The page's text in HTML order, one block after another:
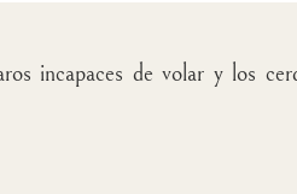
incapaces de volar y los